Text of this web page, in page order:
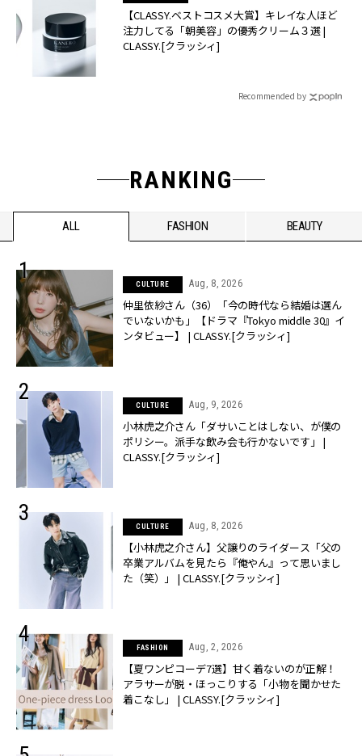
【CLASSY.ベストコスメ大賞】キレイな人ほど
注力してる「朝美容」の優秀クリーム３選 |
CLASSY.[クラッシィ]
Recommended by
RANKING
ALL FASHION BEAUTY
CULTURE Aug, 8, 2026
仲里依紗さん（36）「今の時代なら結婚は選ん
でいないかも」【ドラマ『Tokyo middle 30』イ
ンタビュー】 | CLASSY.[クラッシィ]
CULTURE Aug, 9, 2026
小林虎之介さん「ダサいことはしない、が僕の
ポリシー。派手な飲み会も行かないです」 |
CLASSY.[クラッシィ]
CULTURE Aug, 8, 2026
【小林虎之介さん】父譲りのライダース「父の
卒業アルバムを見たら『俺やん』って思いまし
た（笑）」 | CLASSY.[クラッシィ]
FASHION Aug, 2, 2026
【夏ワンピコーデ7選】甘く着ないのが正解！
アラサーが脱・ほっこりする「小物を聞かせた
着こなし」 | CLASSY.[クラッシィ]